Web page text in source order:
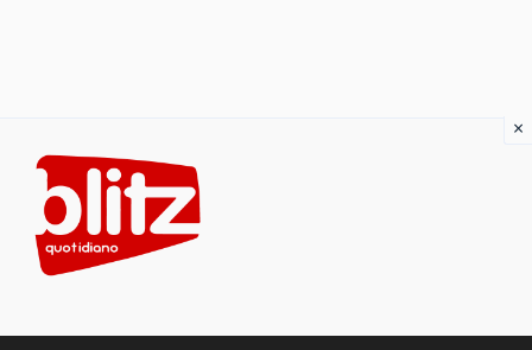
content
×